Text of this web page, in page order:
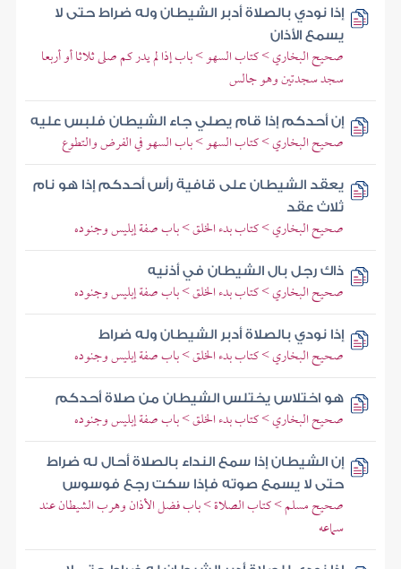
إذا نودي بالصلاة أدبر الشيطان وله ضراط حتى لا
يسمع الأذان
صحيح البخاري > كتاب السهو > باب إذا لم يدر كم صلى ثلاثا أو أربعا
سجد سجدتين وهو جالس
إن أحدكم إذا قام يصلي جاء الشيطان فلبس عليه
صحيح البخاري > كتاب السهو > باب السهو في الفرض والتطوع
يعقد الشيطان على قافية رأس أحدكم إذا هو نام
ثلاث عقد
صحيح البخاري > كتاب بدء الخلق > باب صفة إبليس وجنوده
ذاك رجل بال الشيطان في أذنيه
صحيح البخاري > كتاب بدء الخلق > باب صفة إبليس وجنوده
إذا نودي بالصلاة أدبر الشيطان وله ضراط
صحيح البخاري > كتاب بدء الخلق > باب صفة إبليس وجنوده
هو اختلاس يختلس الشيطان من صلاة أحدكم
صحيح البخاري > كتاب بدء الخلق > باب صفة إبليس وجنوده
إن الشيطان إذا سمع النداء بالصلاة أحال له ضراط
حتى لا يسمع صوته فإذا سكت رجع فوسوس
صحيح مسلم > كتاب الصلاة > باب فضل الأذان وهرب الشيطان عند
سماعه